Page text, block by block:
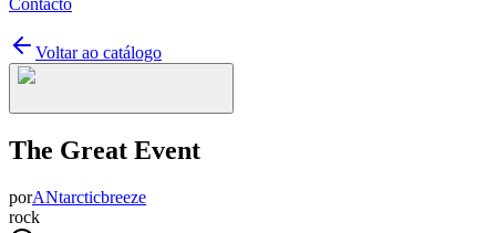
Contacto
Voltar ao catálogo
The Great Event
porANtarcticbreeze
rock